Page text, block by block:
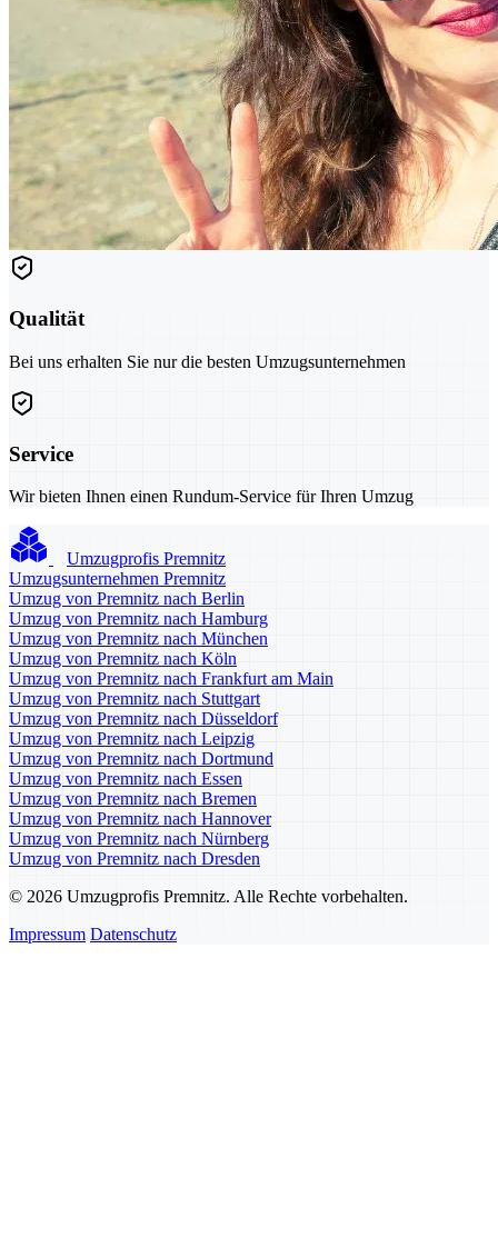
Qualität
Bei uns erhalten Sie nur die besten Umzugsunternehmen
Service
Wir bieten Ihnen einen Rundum-Service für Ihren Umzug
Umzugprofis Premnitz
Umzugsunternehmen Premnitz
Umzug von Premnitz nach Berlin
Umzug von Premnitz nach Hamburg
Umzug von Premnitz nach München
Umzug von Premnitz nach Köln
Umzug von Premnitz nach Frankfurt am Main
Umzug von Premnitz nach Stuttgart
Umzug von Premnitz nach Düsseldorf
Umzug von Premnitz nach Leipzig
Umzug von Premnitz nach Dortmund
Umzug von Premnitz nach Essen
Umzug von Premnitz nach Bremen
Umzug von Premnitz nach Hannover
Umzug von Premnitz nach Nürnberg
Umzug von Premnitz nach Dresden
© 2026 Umzugprofis Premnitz. Alle Rechte vorbehalten.
Impressum Datenschutz